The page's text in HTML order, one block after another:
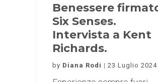
Benessere
Six Senses.
Intervista a Kent
Richards.
by Diana Rodi 23 Luglio 2024